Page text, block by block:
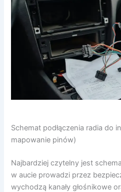
Schemat podłączenia radia do
mapowanie pinów)
Najbardziej czytelny jest
w aucie prowadzi przez
wychodzą kanały głośnikowe